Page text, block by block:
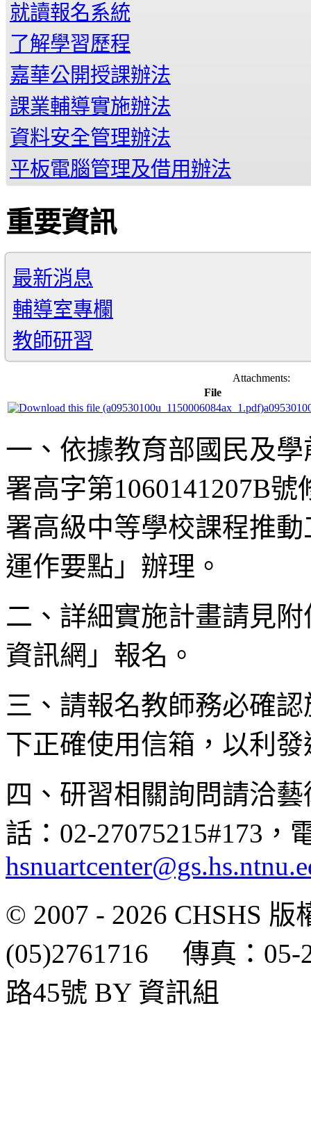
就讀報名系統
了解學習歷程
嘉華公開授課辦法
課業輔導實施辦法
資料安全管理辦法
平板電腦管理及借用辦法
重要資訊
最新消息
輔導室專欄
教師研習
Attachments:
File
一、依據教育部國民及
署高字第1060141207B
署高級中等學校課程推
運作要點」辦理。
二、詳細實施計畫請見
資訊網」報名。
三、請報名教師務必確
下正確使用信箱，以利
四、研習相關詢問請洽
話：02-27075215#173，
© 2007 - 2026 CHSHS
(05)2761716 傳真：05-
路45號 BY 資訊組